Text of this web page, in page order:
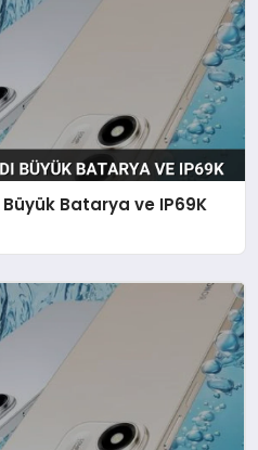
Büyük Batarya ve IP69K